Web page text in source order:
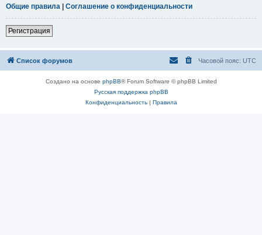
Общие правила | Соглашение о конфиденциальности
Регистрация
Список форумов Часовой пояс: UTC
Создано на основе phpBB® Forum Software © phpBB Limited
Русская поддержка phpBB
Конфиденциальность| Правила